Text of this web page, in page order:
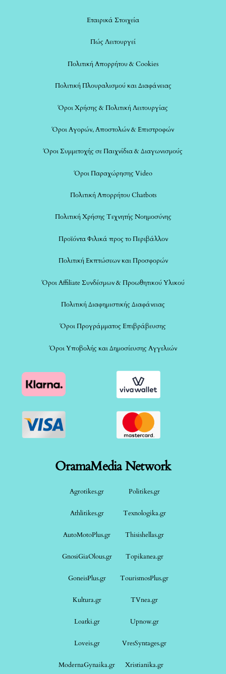
Εταιρικά Στοιχεία
Πώς Λειτουργεί
Πολιτική Απορρήτου & Cookies
Πολιτική Πλουραλισμού και Διαφάνειας
Όροι Χρήσης & Πολιτική Λειτουργίας
Όροι Αγορών, Αποστολών & Επιστροφών
Όροι Συμμετοχής σε Παιχνίδια & Διαγωνισμούς
Όροι Παραχώρησης Video
Πολιτική Απορρήτου Chatbots
Πολιτική Χρήσης Τεχνητής Νοημοσύνης
Προϊόντα Φιλικά προς το Περιβάλλον
Πολιτική Εκπτώσεων και Προσφορών
Όροι Affiliate Συνδέσμων & Προωθητικού Υλικού
Πολιτική Διαφημιστικής Διαφάνειας
Όροι Προγράμματος Επιβράβευσης
Όροι Υποβολής και Δημοσίευσης Αγγελιών
OramaMedia Network
Agrotikes.gr Politikes.gr
Athlitikes.gr Texnologika.gr
AutoMotoPlus.gr Thisishellas.gr
GnosiGiaOlous.gr Topikanea.gr
GoneisPlus.gr TourismosPlus.gr
Kultura.gr TVnea.gr
Loatki.gr Upnow.gr
Loveis.gr VresSyntages.gr
ModernaGynaika.gr Xristianika.gr